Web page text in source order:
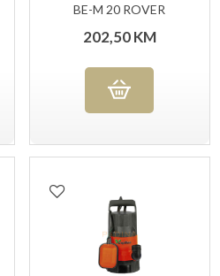
BE-M 20 ROVER
202,50KM